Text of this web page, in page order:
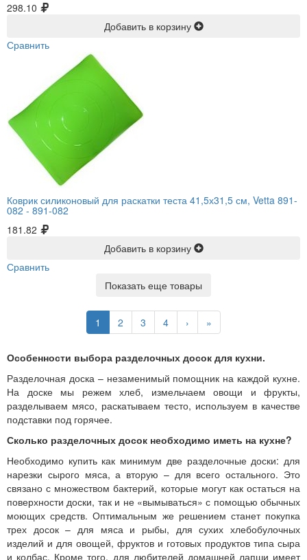
298.10
Добавить в корзину
Сравнить
Коврик силиконовый для раскатки теста 41,5х31,5 см, Vetta 891-
082 - 891-082
181.82
Добавить в корзину
Сравнить
Показать еще товары
1 2 3 4 › »
Особенности выбора разделочных досок для кухни.
Разделочная доска – незаменимый помощник на каждой кухне.
На доске мы режем хлеб, измельчаем овощи и фрукты,
разделываем мясо, раскатываем тесто, используем в качестве
подставки под горячее.
Сколько разделочных досок необходимо иметь на кухне?
Необходимо купить как минимум две разделочные доски: для
нарезки сырого мяса, а вторую – для всего остального. Это
связано с множеством бактерий, которые могут как остаться на
поверхности доски, так и не «вымываться» с помощью обычных
моющих средств. Оптимальным же решением станет покупка
трех досок – для мяса и рыбы, для сухих хлебобулочных
изделий и для овощей, фруктов и готовых продуктов типа сыра
и колбас. Кроме того, для любителей домашней лапши имеет